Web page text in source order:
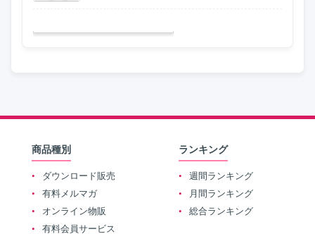
商品種別
ダウンロード販売
有料メルマガ
オンライン物販
有料会員サービス
ランキング
週間ランキング
月間ランキング
総合ランキング